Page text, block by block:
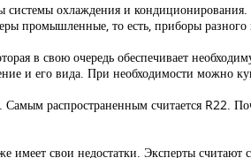
охлаждения и
промышленные, то есть, приборы разного
в свою очередь обеспечивает
и его вида. При необходимости можно
распространенным считается R22.
свои недостатки. Эксперты считают